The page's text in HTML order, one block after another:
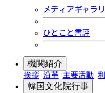
メディアギャラ
ひとこと書評
機関紹介
挨拶 沿革 主要活動
韓国文化院行事